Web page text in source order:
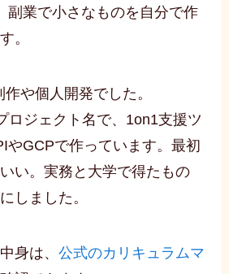
副業で小さなものを自分で作
。
や個人開発でした。
ロジェクト名で、1on1支援ツ
やGCPで作っています。最初
い。実務と大学で得たもの
しました。
身は、公式のカリキュラムマ